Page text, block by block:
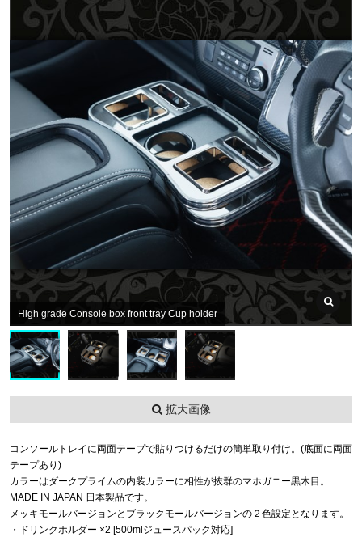
High grade Console box front tray Cup holder
拡大画像
コンソールトレイに両面テープで貼りつけるだけの簡単取り付け。(底面に両面
テープあり)
カラーはダークプライムの内装カラーに相性が抜群のマホガニー黒木目。
MADE IN JAPAN 日本製品です。
メッキモールバージョンとブラックモールバージョンの２色設定となります。
・ドリンクホルダー ×2 [500mlジュースパック対応]